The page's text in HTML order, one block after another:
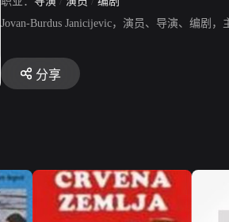
Jovan-Burdus Janicijevic，演员、导演、编剧
分享